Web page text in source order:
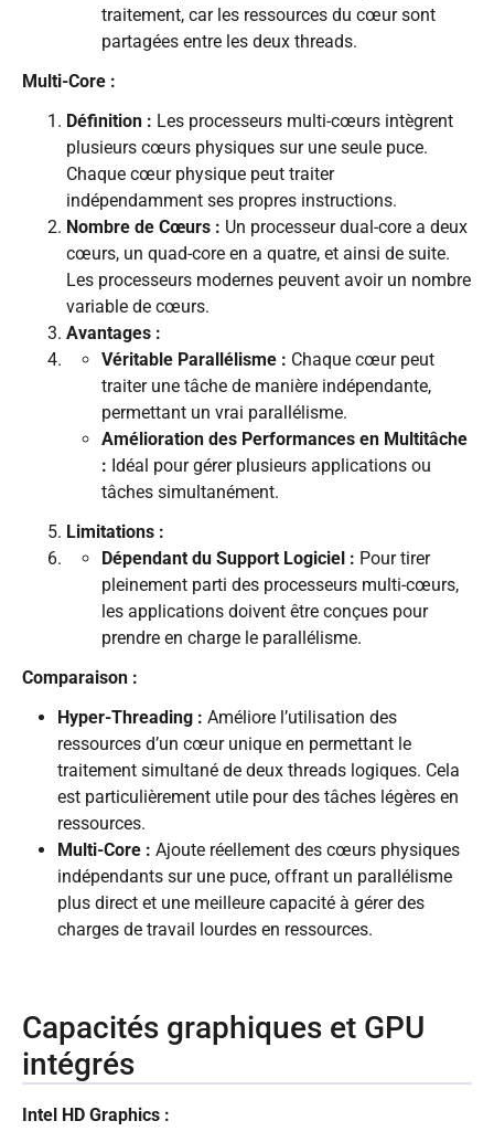
traitement, car les ressources du cœur sont
partagées entre les deux threads.
Multi-Core :
Définition : Les processeurs multi-cœurs intègrent
plusieurs cœurs physiques sur une seule puce.
Chaque cœur physique peut traiter
indépendamment ses propres instructions.
Nombre de Cœurs : Un processeur dual-core a deux
cœurs, un quad-core en a quatre, et ainsi de suite.
Les processeurs modernes peuvent avoir un nombre
variable de cœurs.
Avantages :
Véritable Parallélisme : Chaque cœur peut
traiter une tâche de manière indépendante,
permettant un vrai parallélisme.
Amélioration des Performances en Multitâche
: Idéal pour gérer plusieurs applications ou
tâches simultanément.
Limitations :
Dépendant du Support Logiciel : Pour tirer
pleinement parti des processeurs multi-cœurs,
les applications doivent être conçues pour
prendre en charge le parallélisme.
Comparaison :
Hyper-Threading : Améliore l’utilisation des
ressources d’un cœur unique en permettant le
traitement simultané de deux threads logiques. Cela
est particulièrement utile pour des tâches légères en
ressources.
Multi-Core : Ajoute réellement des cœurs physiques
indépendants sur une puce, offrant un parallélisme
plus direct et une meilleure capacité à gérer des
charges de travail lourdes en ressources.
Capacités graphiques et GPU
intégrés
Intel HD Graphics :